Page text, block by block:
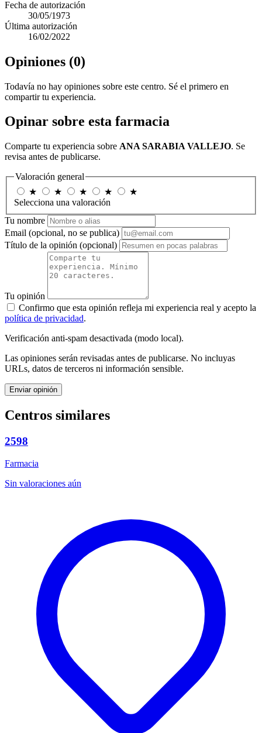
Fecha de autorización
30/05/1973
Última autorización
16/02/2022
Opiniones (0)
Todavía no hay opiniones sobre este centro. Sé el primero en
compartir tu experiencia.
Opinar sobre esta farmacia
Comparte tu experiencia sobre ANA SARABIA VALLEJO. Se
revisa antes de publicarse.
Valoración general
★
★ ★ ★
★
Selecciona una valoración
Tu nombre
Email (opcional, no se publica)
Título de la opinión (opcional)
Tu opinión
Confirmo que esta opinión refleja mi experiencia real y acepto la
política de privacidad.
Verificación anti-spam desactivada (modo local).
Las opiniones serán revisadas antes de publicarse. No incluyas
URLs, datos de terceros ni información sensible.
Enviar opinión
Centros similares
2598
Farmacia
Sin valoraciones aún